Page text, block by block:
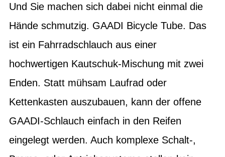
Und Sie machen sich dabei nicht einmal die
Hände schmutzig. GAADI Bicycle Tube. Das
ist ein Fahrradschlauch aus einer
hochwertigen Kautschuk-Mischung mit zwei
Enden. Statt mühsam Laufrad oder
Kettenkasten auszubauen, kann der offene
GAADI-Schlauch einfach in den Reifen
eingelegt werden. Auch komplexe Schalt-,